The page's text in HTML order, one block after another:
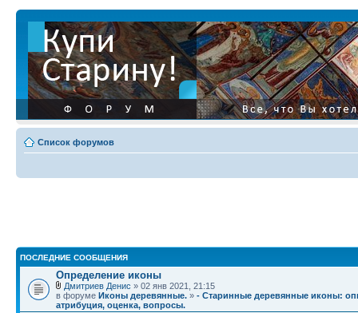
Список форумов
ПОСЛЕДНИЕ СООБЩЕНИЯ
Определение иконы
Дмитриев Денис » 02 янв 2021, 21:15
в форуме Иконы деревянные. » - Старинные деревянные иконы:
атрибуция, оценка, вопросы.